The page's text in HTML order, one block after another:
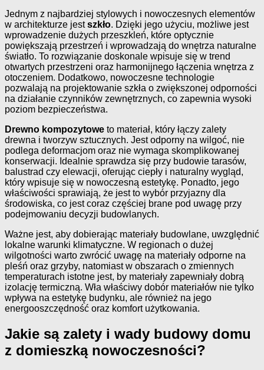
Jednym z najbardziej stylowych i nowoczesnych elementów
w architekturze jestszkło. Dzięki jego użyciu, możliwe jest
wprowadzenie dużych przeszkleń, które optycznie
powiększają przestrzeń i wprowadzają do wnętrza naturalne
światło. To rozwiązanie doskonale wpisuje się w trend
otwartych przestrzeni oraz harmonijnego łączenia wnętrza z
otoczeniem. Dodatkowo, nowoczesne technologie
pozwalają na projektowanie szkła o zwiększonej odporności
na działanie czynników zewnętrznych, co zapewnia wysoki
poziom bezpieczeństwa.
Drewno kompozytowe to materiał, który łączy zalety
drewna i tworzyw sztucznych. Jest odporny na wilgoć, nie
podlega deformacjom oraz nie wymaga skomplikowanej
konserwacji. Idealnie sprawdza się przy budowie tarasów,
balustrad czy elewacji, oferując ciepły i naturalny wygląd,
który wpisuje się w nowoczesną estetykę. Ponadto, jego
właściwości sprawiają, że jest to wybór przyjazny dla
środowiska, co jest coraz częściej brane pod uwagę przy
podejmowaniu decyzji budowlanych.
Ważne jest, aby dobierając materiały budowlane, uwzględnić
lokalne warunki klimatyczne. W regionach o dużej
wilgotności warto zwrócić uwagę na materiały odporne na
pleśń oraz grzyby, natomiast w obszarach o zmiennych
temperaturach istotne jest, by materiały zapewniały dobrą
izolację termiczną. Wła właściwy dobór materiałów nie tylko
wpływa na estetykę budynku, ale również na jego
energooszczędność oraz komfort użytkowania.
Jakie są zalety i wady budowy domu
z domieszką nowoczesności?